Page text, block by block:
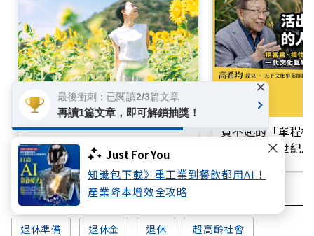
Just For You
知識包下載》重工業到餐飲都用AI！
產業降本增效全攻略
孤獨，為什麼不只是情緒問題，
還會影響身體、心理、財務健
康？
買不起的「單程
響台灣近半世紀
退休準備 退休金 退休 超高齡社會
最後衝刺：已閱讀2/3篇文章
再讀1篇文章，即可解鎖抽獎！
×